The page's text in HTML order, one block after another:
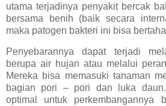
utama terjadinya penyakit bercak
bersama benih (baik secara
maka patogen bakteri ini bisa
Penyebarannya dapat terjadi
berupa air hujan atau melalui
Mereka bisa memasuki tanaman
bagian pori – pori dan luka
optimal untuk perkembangannya